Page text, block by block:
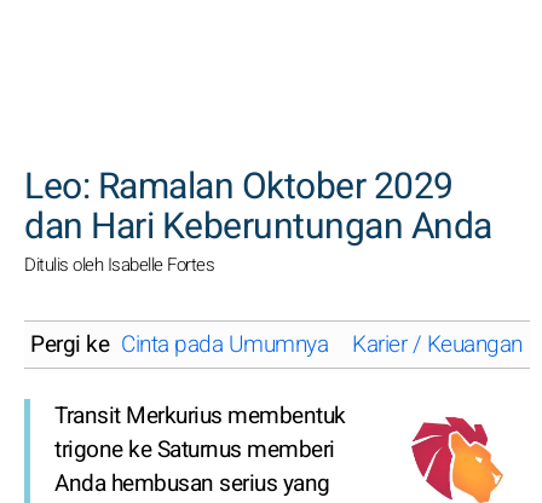
Leo: Ramalan Oktober 2029
dan Hari Keberuntungan Anda
Ditulis oleh Isabelle Fortes
Pergi ke Cinta pada Umumnya Karier / Keuangan
Transit Merkurius membentuk
trigone ke Saturnus memberi
Anda hembusan serius yang